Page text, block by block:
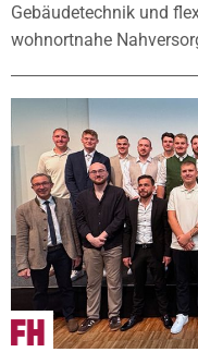
Gebäudetechnik und
wohnortnahe